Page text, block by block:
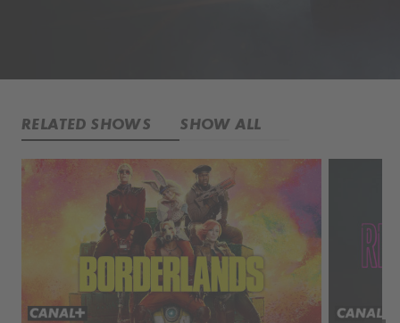
RELATED SHOWS SHOW ALL